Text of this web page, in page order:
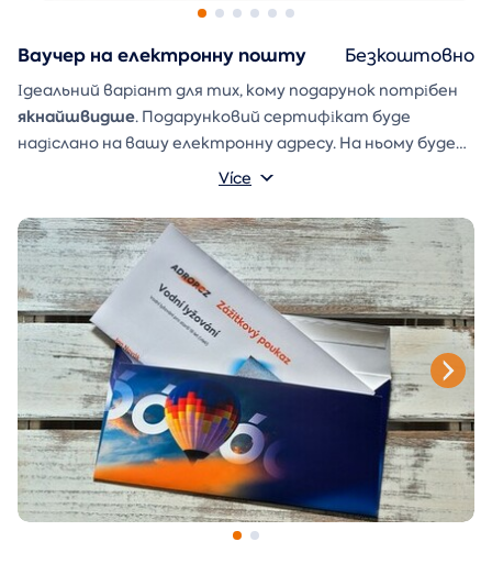
Ваучер на електронну пошту
Ідеальний варіант для тих, кому подарунок потрібен
якнайшвидше. Подарунковий сертифікат буде
надіслано на вашу електронну адресу. На ньому буде
ваше ім'я та напис, який ви можете написати
просто роздрукувати, вирізати та склеїти, також
буде надіслано в електронному листі.
Více
Безкоштовно